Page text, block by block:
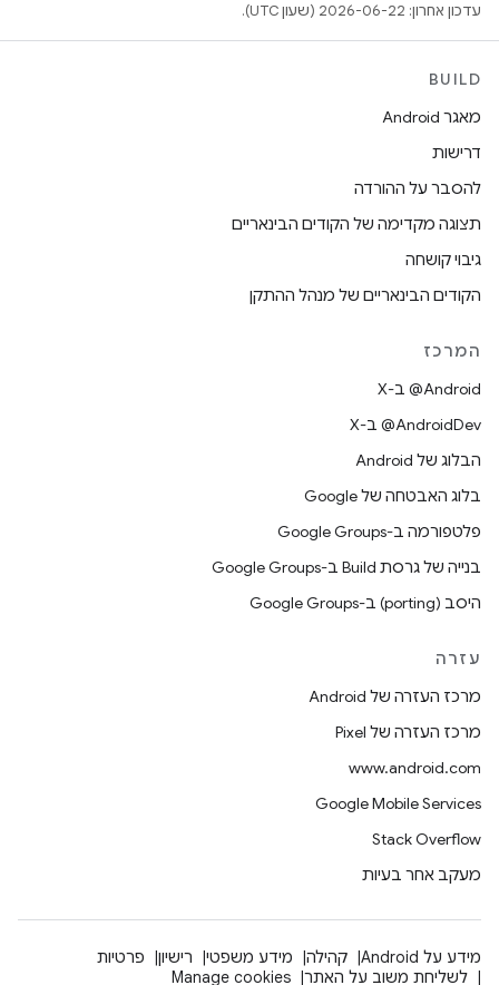
עדכון אחרון: 2026-06-22 (שעון UTC).
BUILD
מאגר Android
דרישות
להסבר על ההורדה
תצוגה מקדימה של הקודים הבינאריים
גיבוי קושחה
הקודים הבינאריים של מנהל ההתקן
המרכז
‫‎@Android ב-X
‫‎@AndroidDev ב-X
הבלוג של Android
בלוג האבטחה של Google
פלטפורמה ב-Google Groups
בנייה של גרסת Build ב-Google Groups
היסב (porting) ב-Google Groups
עזרה
מרכז העזרה של Android
מרכז העזרה של Pixel
www.android.com
Google Mobile Services
Stack Overflow
מעקב אחר בעיות
מידע על Android קהילה מידע משפטי רישיון
פרטיות
לשליחת משוב על האתר
Manage cookies